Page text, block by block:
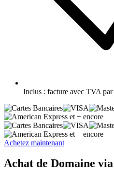
Inclus : facture avec TVA par
et + encore
et + encore
Achetez maintenant
Achat de Domaine